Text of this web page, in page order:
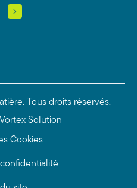
Tous droits réservés.
Vortex Solution
Cookies